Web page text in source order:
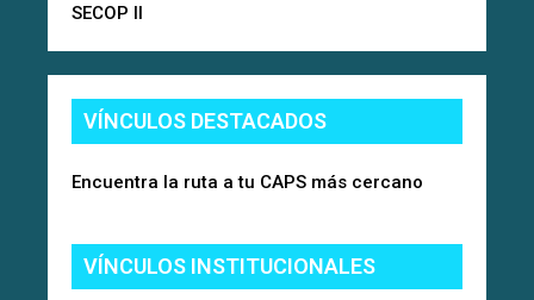
SECOP II
VÍNCULOS DESTACADOS
Encuentra la ruta a tu CAPS más cercano
VÍNCULOS INSTITUCIONALES